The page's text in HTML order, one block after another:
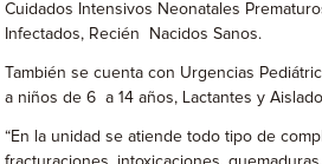
Cuidados Intensivos Neonatales
Infectados, Recién Nacidos Sanos.
También se cuenta con Urgencias
a niños de 6 a 14 años, Lactantes y
“En la unidad se atiende todo tipo de